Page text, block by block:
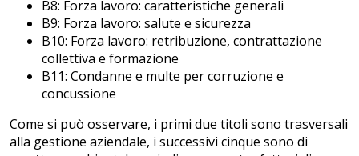
B8: Forza lavoro: caratteristiche generali
B9: Forza lavoro: salute e sicurezza
B10: Forza lavoro: retribuzione, contrattazione
collettiva e formazione
B11: Condanne e multe per corruzione e
concussione
Come si può osservare, i primi due titoli sono trasversali
alla gestione aziendale, i successivi cinque sono di